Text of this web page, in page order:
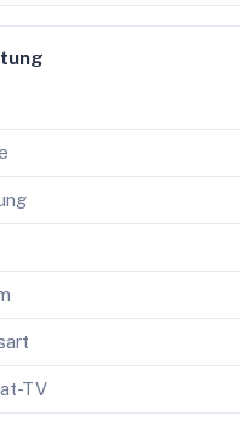
TV